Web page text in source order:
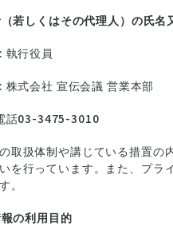
若しくはその代理人）の氏名
執行役員
株式会社 宣伝会議 営業本部
話03-3475-3010
取扱体制や講じている措置の
を行っています。また、プ
。
の利用目的